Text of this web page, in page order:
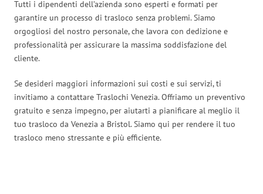
Tutti i dipendenti dell’azienda sono esperti e formati per
garantire un processo di trasloco senza problemi. Siamo
orgogliosi del nostro personale, che lavora con dedizione e
professionalità per assicurare la massima soddisfazione del
cliente.
Se desideri maggiori informazioni sui costi e sui servizi, ti
invitiamo a contattare Traslochi Venezia. Offriamo un preventivo
gratuito e senza impegno, per aiutarti a pianificare al meglio il
tuo trasloco da Venezia a Bristol. Siamo qui per rendere il tuo
trasloco meno stressante e più efficiente.